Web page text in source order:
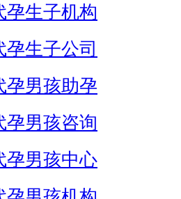
孕生子机构
孕生子公司
孕男孩助孕
孕男孩咨询
孕男孩中心